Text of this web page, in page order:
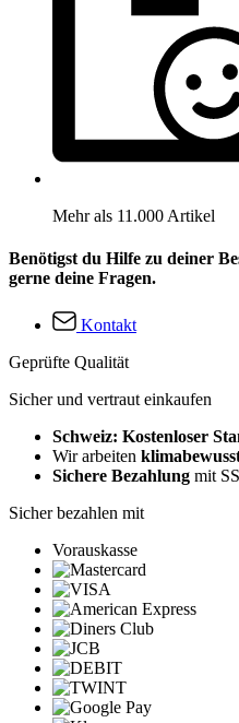
Mehr als 11.000 Artikel
Benötigst du Hilfe zu deiner
gerne deine Fragen.
Kontakt
Geprüfte Qualität
Sicher und vertraut einkaufen
Schweiz: Kostenloser
Wir arbeiten
Sichere Bezahlung mit
Sicher bezahlen mit
Vorauskasse